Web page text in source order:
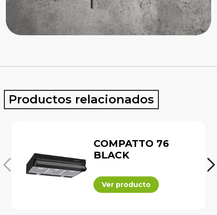
Productos relacionados
COMPATTO 76
BLACK
Ver producto